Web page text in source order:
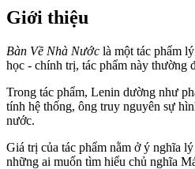
Giới thiệu
Bàn Về Nhà Nước là một tác phẩm
học - chính trị, tác phẩm này thường
Trong tác phẩm, Lenin dường như
tính hệ thống, ông truy nguyên sự
nước.
Giá trị của tác phẩm nằm ở ý nghĩa
những ai muốn tìm hiểu chủ nghĩa